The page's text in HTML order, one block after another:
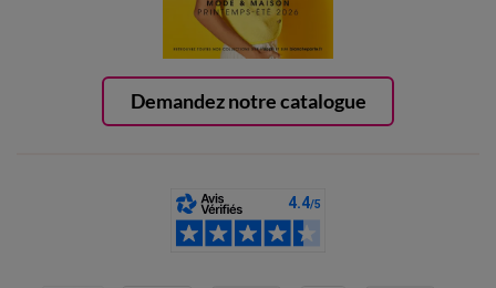
Demandez notre catalogue